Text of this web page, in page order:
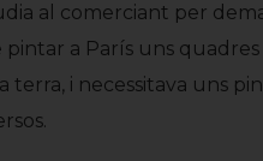
al comerciant per
a París uns
i necessitava uns